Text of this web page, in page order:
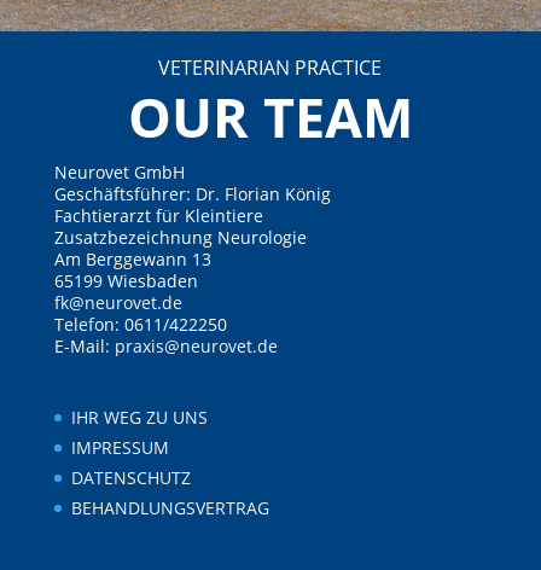
VETERINARIAN PRACTICE
OUR TEAM
Neurovet GmbH
Geschäftsführer: Dr. Florian König
Fachtierarzt für Kleintiere
Zusatzbezeichnung Neurologie
Am Berggewann 13
65199 Wiesbaden
fk@neurovet.de
Telefon: 0611/422250
E-Mail: praxis@neurovet.de
IHR WEG ZU UNS
IMPRESSUM
DATENSCHUTZ
BEHANDLUNGSVERTRAG